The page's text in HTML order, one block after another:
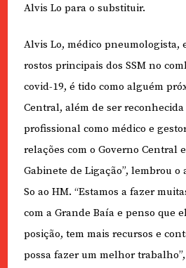
Alvis Lo para o substituir.
Alvis Lo, médico pneumologista,
rostos principais dos SSM no
covid-19, é tido como alguém
Central, além de ser reconhecida
profissional como médico e
relações com o Governo Central
Gabinete de Ligação”, lembrou
So ao HM. “Estamos a fazer
com a Grande Baía e penso que
posição, tem mais recursos e
possa fazer um melhor